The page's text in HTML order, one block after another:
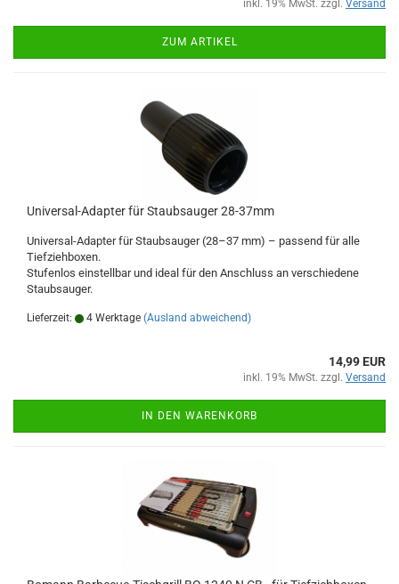
inkl. 19% MwSt. zzgl. Versand
ZUM ARTIKEL
Universal-Adapter für Staubsauger 28-37mm
Universal-Adapter für Staubsauger (28–37 mm) – passend für alle
Tiefziehboxen.
Stufenlos einstellbar und ideal für den Anschluss an verschiedene
Staubsauger.
Lieferzeit: 4 Werktage (Ausland abweichend)
14,99 EUR
inkl. 19% MwSt. zzgl. Versand
IN DEN WARENKORB